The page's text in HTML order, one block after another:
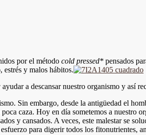
por el método cold pressed* pensados
estrés y malos hábitos.
a descansar nuestro organismo y así
Sin embargo, desde la antigüedad el
caza. Hoy en día sometemos a nuestro
y cansados. A veces, este malestar se
para digerir todos los fitonutrientes,